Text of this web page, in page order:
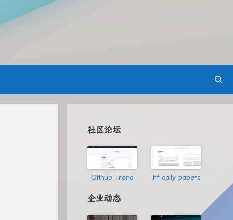
社区论坛
Github Trend hf daily papers
企业动态